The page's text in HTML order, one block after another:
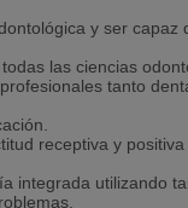
y ser
las ciencias
tanto
receptiva y
integrada utilizando